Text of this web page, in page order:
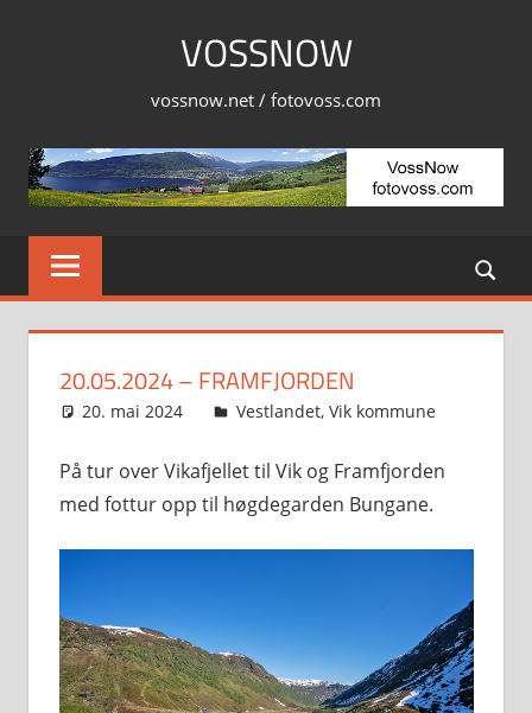
VOSSNOW
vossnow.net / fotovoss.com
20.05.2024 – FRAMFJORDEN
20. mai 2024 Svein
Vestlandet, Vik kommune
På tur over Vikafjellet til Vik og Framfjorden
med fottur opp til høgdegarden Bungane.